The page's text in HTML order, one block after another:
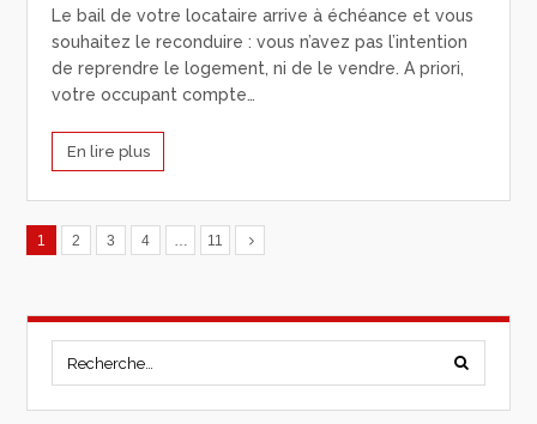
Le bail de votre locataire arrive à échéance et vous
souhaitez le reconduire : vous n’avez pas l’intention
de reprendre le logement, ni de le vendre. A priori,
votre occupant compte…
En lire plus
1 2 3 4 … 11